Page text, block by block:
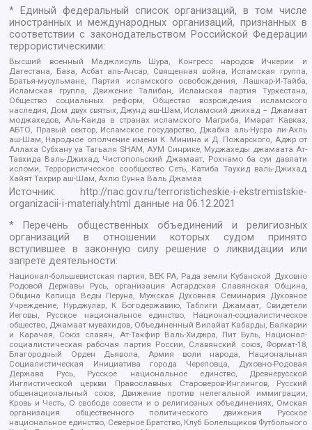
* Единый федеральный список организаций, в том числе
иностранных и международных организаций, признанных в
соответствии с законодательством Российской Федерации
террористическими:
Высший военный Маджлисуль Шура, Конгресс народов Ичкерии и
Дагестана, База, Асбат аль-Ансар, Священная война, Исламская группа,
Братья-мусульмане, Партия исламского освобождения, Лашкар-И-Тайба,
Исламская группа, Движение Талибан, Исламская партия Туркестана,
Общество социальных реформ, Общество возрождения исламского
наследия, Дом двух святых, Джунд аш-Шам, Исламский джихад – Джамаат
моджахедов, Аль-Каида в странах исламского Магриба, Имарат Кавказ,
АБТО, Правый сектор, Исламское государство, Джабха аль-Нусра ли-Ахль
аш-Шам, Народное ополчение имени К. Минина и Д. Пожарского, Аджр от
Аллаха Субхану уа Тагьаля SHAM, АУМ Синрике, Муджахеды джамаата Ат-
Тавхида Валь-Джихад, Чистопольский Джамаат, Рохнамо ба суи давлати
исломи, Террористическое сообщество Сеть, Катиба Таухид валь-Джихад,
Хайят Тахрир аш-Шам, Ахлю Сунна Валь Джамаа
Источник:
http://nac.gov.ru/terroristicheskie-i-ekstremistskie-
organizacii-i-materialy.html данные на06.12.2021
* Перечень общественных объединений и религиозных
организаций в отношении которых судом принято
вступившее в законную силу решение о ликвидации или
запрете деятельности:
Национал-большевистская партия, ВЕК РА, Рада земли Кубанской Духовно
Родовой Державы Русь, организация Асгардская Славянская Община,
Община Капища Веды Перуна, Мужская Духовная Семинария Духовное
Учреждение, Нурджулар, К Богодержавию, Таблиги Джамаат, Свидетели
Иеговы, Русское национальное единство, Национал-социалистическое
общество, Джамаат мувахидов, Объединенный Вилайат Кабарды, Балкарии
и Карачая, Союз славян, Ат-Такфир Валь-Хиджра, Пит Буль, Национал-
социалистическая рабочая партия России, Славянский союз, Формат-18,
Благородный Орден Дьявола, Армия воли народа, Национальная
Социалистическая Инициатива города Череповца, Духовно-Родовая
Держава Русь, Русское национальное единство, Древнерусской
Инглистической церкви Православных Староверов-Инглингов, Русский
общенациональный союз, Движение против нелегальной иммиграции,
Кровь и Честь, О свободе совести и о религиозных объединениях, Омская
организация общественного политического движения Русское
национальное единство, Северное Братство, Клуб Болельщиков Футбольного